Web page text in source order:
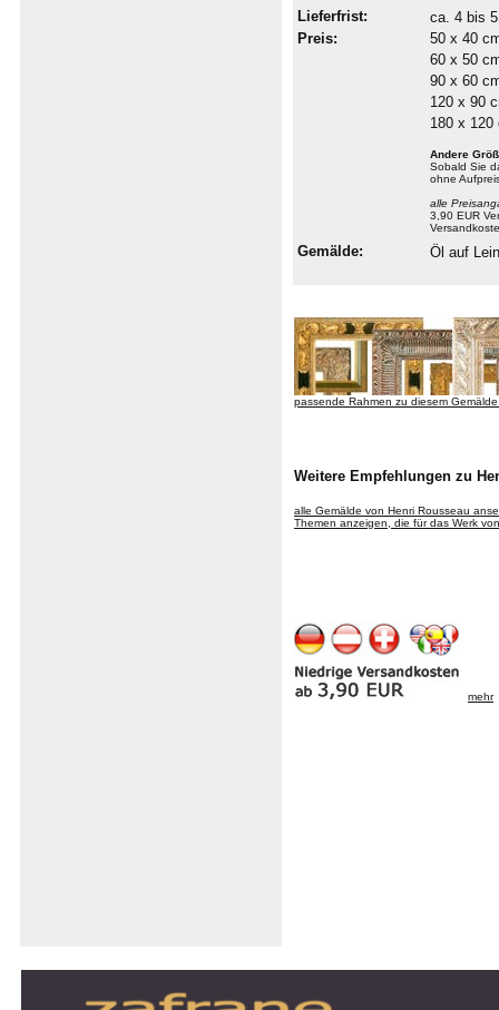
Lieferfrist:
ca. 4 bis
Preis:
50 x 40
60 x 50
90 x 60
120 x 90
180 x 120
Andere
Sobald Sie
ohne
alle
3,90 EUR
Gemälde: Öl auf
passende Rahmen zu diesem
Weitere Empfehlungen zu
alle Gemälde von Henri Rousseau
Themen anzeigen, die für das Werk
mehr